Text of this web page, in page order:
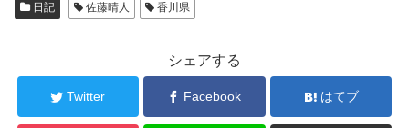
日記 佐藤晴人 香川県
シェアする
Twitter Facebook はてブ